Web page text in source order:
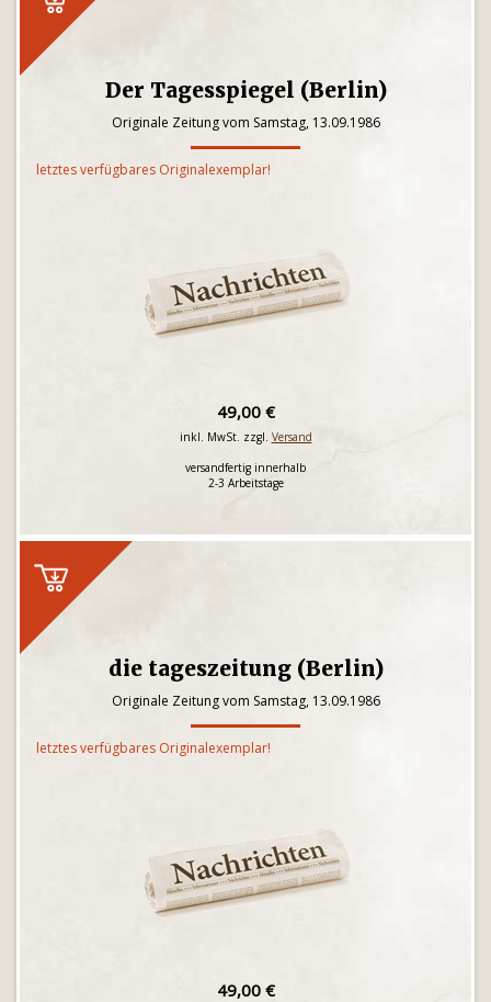
Der Tagesspiegel (Berlin)
Originale Zeitung vom Samstag, 13.09.1986
letztes verfügbares Originalexemplar!
49,00 €
inkl. MwSt. zzgl. Versand
versandfertig innerhalb
2-3 Arbeitstage
die tageszeitung (Berlin)
Originale Zeitung vom Samstag, 13.09.1986
letztes verfügbares Originalexemplar!
49,00 €